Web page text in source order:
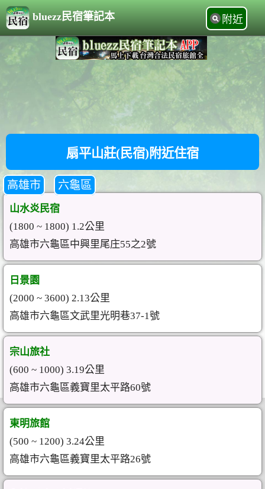
bluezz民宿筆記本 附近
扇平山莊(民宿)附近住宿
高雄市 六龜區
山水炎民宿
(1800 ~ 1800) 1.2公里
高雄市六龜區中興里尾庄55之2號
日景園
(2000 ~ 3600) 2.13公里
高雄市六龜區文武里光明巷37-1號
宗山旅社
(600 ~ 1000) 3.19公里
高雄市六龜區義寶里太平路60號
東明旅館
(500 ~ 1200) 3.24公里
高雄市六龜區義寶里太平路26號